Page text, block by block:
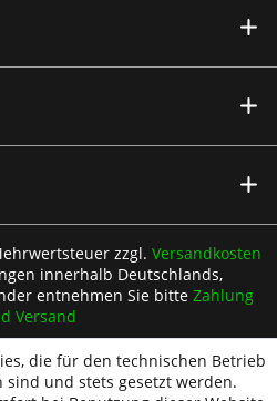
zzgl. Versandkosten
innerhalb Deutschlands,
entnehmen Sie bitte Zahlung
Versand
die für den technischen Betrieb
und stets gesetzt werden.